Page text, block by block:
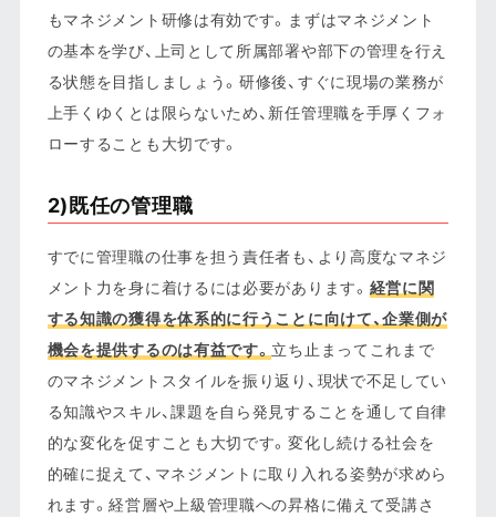
もマネジメント研修は有効です。まずはマネジメント
の基本を学び、上司として所属部署や部下の管理を行え
る状態を目指しましょう。研修後、すぐに現場の業務が
上手くゆくとは限らないため、新任管理職を手厚くフォ
ローすることも大切です。
2)既任の管理職
すでに管理職の仕事を担う責任者も、より高度なマネジ
メント力を身に着けるには必要があります。 経営に関
する知識の獲得を体系的に行うことに向けて、企業側が
機会を提供するのは有益です。 立ち止まってこれまで
のマネジメントスタイルを振り返り、現状で不足してい
る知識やスキル、課題を自ら発見することを通して自律
的な変化を促すことも大切です。変化し続ける社会を
的確に捉えて、マネジメントに取り入れる姿勢が求めら
れます。経営層や上級管理職への昇格に備えて受講さ